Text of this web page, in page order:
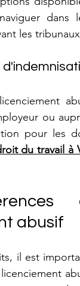
dans
les
ou
pour les
du travail à
abusif
il est